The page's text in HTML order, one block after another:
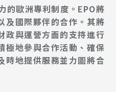
的歐洲專利制度。EPO將
及國際夥伴的合作。其將
政與運營方面的支持進行
極地參與合作活動、確保
時地提供服務並力圖將合